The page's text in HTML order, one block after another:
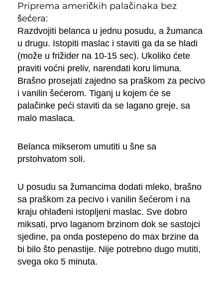
Priprema američkih palačinaka bez
šećera:
Razdvojiti belanca u jednu posudu, a žumanca
u drugu. Istopiti maslac i staviti ga da se hladi
(može u frižider na 10-15 sec). Ukoliko ćete
praviti voćni preliv, narendati koru limuna.
Brašno prosejati zajedno sa praškom za pecivo
i vanilin šećerom. Tiganj u kojem će se
palačinke peći staviti da se lagano greje, sa
malo maslaca.
Belanca mikserom umutiti u šne sa
prstohvatom soli.
U posudu sa žumancima dodati mleko, brašno
sa praškom za pecivo i vanilin šećerom i na
kraju ohlađeni istopljeni maslac. Sve dobro
miksati, prvo laganom brzinom dok se sastojci
sjedine, pa onda postepeno do max brzine da
bi bilo što penastije. Nije potrebno dugo mutiti,
svega oko 5 minuta.